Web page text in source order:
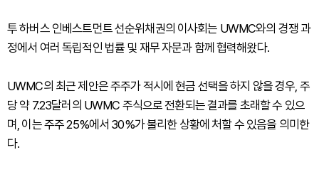
투 하버스 인베스트먼트 선순위채권의 이사회는 UWMC와의 경쟁 과
정에서 여러 독립적인 법률 및 재무 자문과 함께 협력해왔다.
UWMC의 최근 제안은 주주가 적시에 현금 선택을 하지 않을 경우, 주
당 약 7.23달러의 UWMC 주식으로 전환되는 결과를 초래할 수 있으
며, 이는 주주 25%에서 30%가 불리한 상황에 처할 수 있음을 의미한
다.